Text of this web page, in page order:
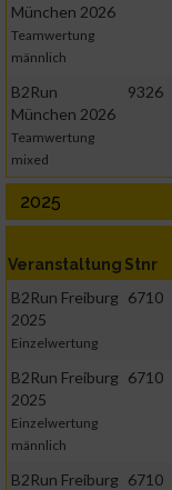
München 2026
Teamwertung
männlich
B2Run
München 2026
Teamwertung
mixed
9326
2025
Veranstaltung Stnr
B2Run Freiburg
2025
Einzelwertung
6710
B2Run Freiburg
2025
Einzelwertung
männlich
6710
B2Run Freiburg 6710